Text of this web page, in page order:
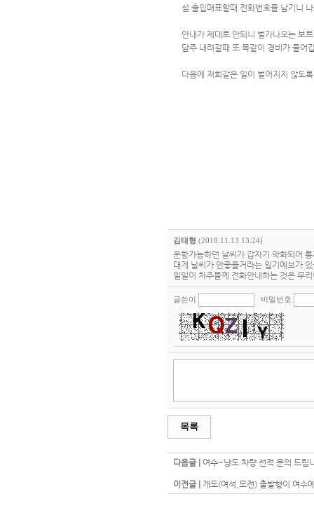
섬 출입매표할때 전화번호를 남기니
안내가 제대로 안되니 벌가나오는 보
담주 내려갈때 또 똑같이 경비가 들어
다음에 저희같은 일이 벌어지지 않도
김태형 (2018.11.13 13:24)
운항가능하던 날씨가 갑자기 악화되어
대게 날씨가 안좋을거라는 일기예보가
일일이 차주들께 전화안내하는 것은 무
글쓴이 비밀번호
목록
다음글 | 여수~낭도 차량 선적 문의 드립
이전글 | 개도(여석,모전) 출발행이 여수